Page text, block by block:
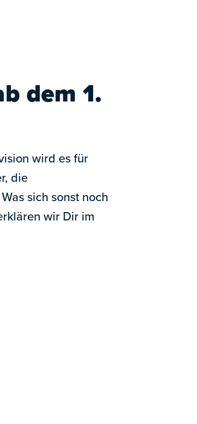
dem 1.
wird es für
die
sich sonst noch
wir Dir im